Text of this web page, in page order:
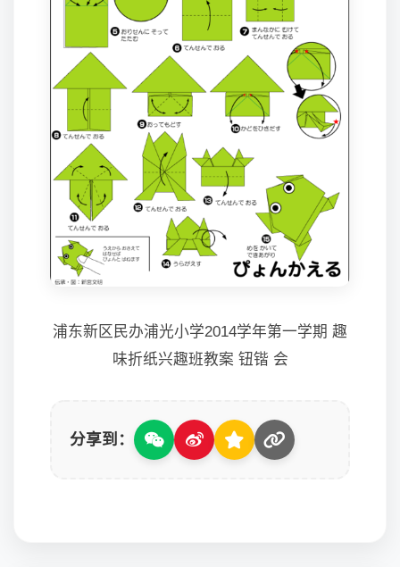
浦东新区民办浦光小学2014学年第一学期 趣
味折纸兴趣班教案 钮锴 会
分享到：